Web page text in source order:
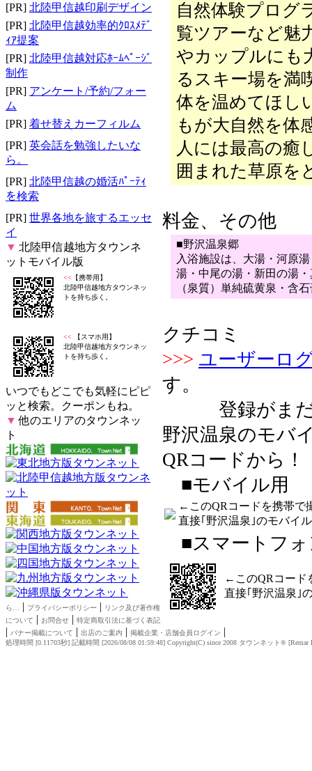
[PR] 北陸甲信越印刷デザイン
[PR] 北陸甲信越効率的ｸﾛｽﾒﾃﾞ
ｨｱ提案
[PR] 北陸甲信越対応ﾎｰﾑﾍﾟｰｼﾞ
制作
[PR] アンケート/予約/フォー
ム
[PR] 着せ替えカーフィルム
[PR] 英会話を勉強したいな
ら。
[PR] 北陸甲信越の婚活ﾊﾟｰﾃｨ
を検索
[PR] 世界各地を旅するエッセ
イ
▼ 北陸甲信越地方タウンネ
ットモバイル版
<< 【携帯用】
北陸甲信越地方タウンネッ
トを持ち歩く。
<< 【スマホ用】
北陸甲信越地方タウンネッ
トを持ち歩く。
いつでもどこでも気軽にピピ
ッと検索。クーポンもね。
▼ 他のエリアのタウンネッ
ト
自然体験プログ
覧ツアーなど魅
やカップルにも
るスキー場を満
体を温めてほし
もが大自然を体
人には最高の癒
囲まれた草原を
料金、その他
■野沢温泉郷
入浴施設は、大湯・河原
湯・中尾の湯・新田の湯
（泉質）単純硫黄泉・含
クチコミ
>>> ユーザーロ
す。
登録がまだ
野沢温泉のモバ
QRコードから！
■モバイル用
←このQRコードを携帯で
直接｢野沢温泉｣のモバイ
■スマートフォ
←このQRコード
直接｢野沢温泉｣
ら… | プライバシーポリシー |
リンク及び著作権
について | お問合せ | 特定商取引法に基づく表記
| バナー掲載について | 出店のご案内 | 掲載企業・店舗会員ログイン |
処理時間 [0.11703秒] 記載時間 [2026/08/08 01:59:48] Copyright(C) since 2008 タウンネット® [Remar